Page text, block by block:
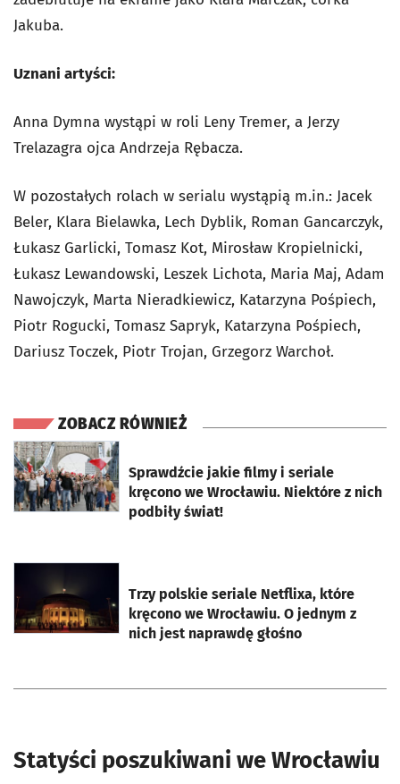
Jakuba.
Uznani artyści:
Anna Dymna wystąpi w roli Leny Tremer, a Jerzy
Trelazagra ojca Andrzeja Rębacza.
W pozostałych rolach w serialu wystąpią m.in.: Jacek
Beler, Klara Bielawka, Lech Dyblik, Roman Gancarczyk,
Łukasz Garlicki, Tomasz Kot, Mirosław Kropielnicki,
Łukasz Lewandowski, Leszek Lichota, Maria Maj, Adam
Nawojczyk, Marta Nieradkiewicz, Katarzyna Pośpiech,
Piotr Rogucki, Tomasz Sapryk, Katarzyna Pośpiech,
Dariusz Toczek, Piotr Trojan, Grzegorz Warchoł.
ZOBACZ RÓWNIEŻ
Sprawdźcie jakie filmy i seriale
kręcono we Wrocławiu. Niektóre z nich
podbiły świat!
otworzy się w nowej karcie
Trzy polskie seriale Netflixa, które
kręcono we Wrocławiu. O jednym z
nich jest naprawdę głośno
Statyści poszukiwani we Wrocławiu